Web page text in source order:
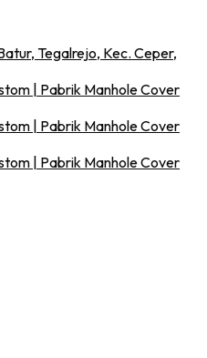
Tegalrejo, Kec. Ceper,